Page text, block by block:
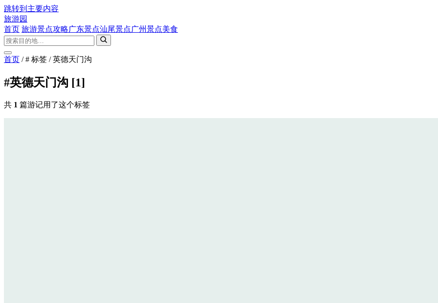
跳转到主要内容
旅游园
首页 旅游景点攻略广东景点汕尾景点广州景点美食
首页 / # 标签 / 英德天门沟
#英德天门沟 [1]
共 1 篇游记用了这个标签